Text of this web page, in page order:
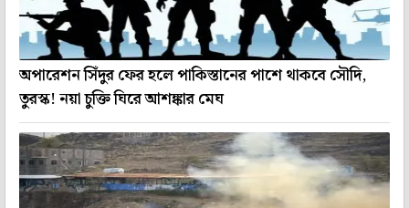
অপারেশন সিঁদুর ফের হলে পাকিস্তানের পাশে থাকবে সৌদি,
তুরস্ক! নয়া চুক্তি ঘিরে আশঙ্কার মেঘ